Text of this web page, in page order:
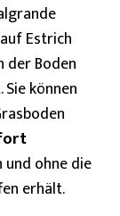
Estrich
Boden
können
und ohne die
erhält.